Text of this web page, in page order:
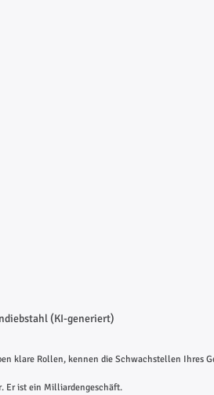
(KI-generiert)
klare Rollen, kennen die Schwachstellen Ihres
Er ist ein Milliardengeschäft.